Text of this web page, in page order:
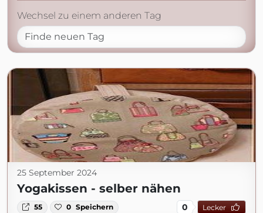
Wechsel zu einem anderen Tag
25 September 2024
Yogakissen - selber nähen
55 0 Speichern 0 Lecker